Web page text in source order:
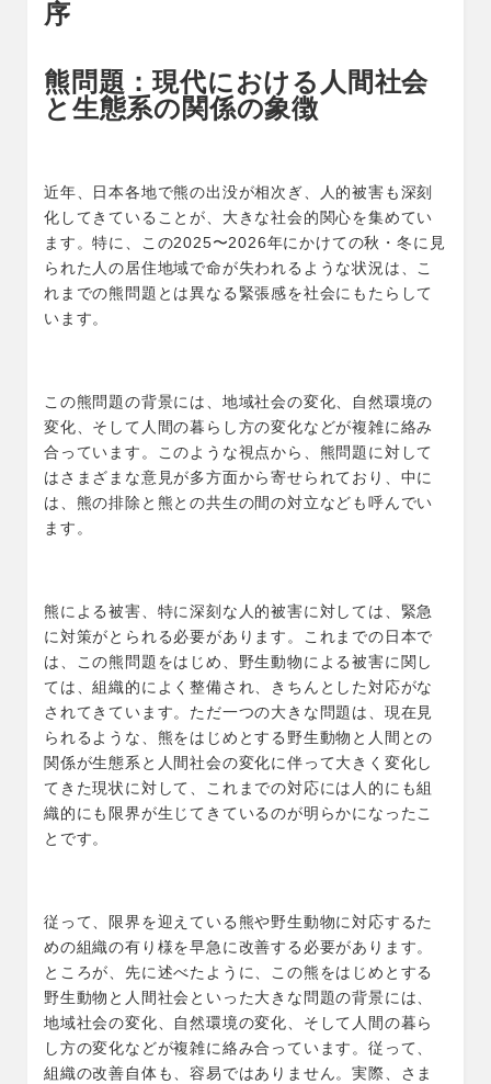
序
熊問題：現代における人間社会
と生態系の関係の象徴
近年、日本各地で熊の出没が相次ぎ、人的被害も深刻
化してきていることが、大きな社会的関心を集めてい
ます。特に、この2025〜2026年にかけての秋・冬に見
られた人の居住地域で命が失われるような状況は、こ
れまでの熊問題とは異なる緊張感を社会にもたらして
います。
この熊問題の背景には、地域社会の変化、自然環境の
変化、そして人間の暮らし方の変化などが複雑に絡み
合っています。このような視点から、熊問題に対して
はさまざまな意見が多方面から寄せられており、中に
は、熊の排除と熊との共生の間の対立なども呼んでい
ます。
熊による被害、特に深刻な人的被害に対しては、緊急
に対策がとられる必要があります。これまでの日本で
は、この熊問題をはじめ、野生動物による被害に関し
ては、組織的によく整備され、きちんとした対応がな
されてきています。ただ一つの大きな問題は、現在見
られるような、熊をはじめとする野生動物と人間との
関係が生態系と人間社会の変化に伴って大きく変化し
てきた現状に対して、これまでの対応には人的にも組
織的にも限界が生じてきているのが明らかになったこ
とです。
従って、限界を迎えている熊や野生動物に対応するた
めの組織の有り様を早急に改善する必要があります。
ところが、先に述べたように、この熊をはじめとする
野生動物と人間社会といった大きな問題の背景には、
地域社会の変化、自然環境の変化、そして人間の暮ら
し方の変化などが複雑に絡み合っています。従って、
組織の改善自体も、容易ではありません。実際、さま